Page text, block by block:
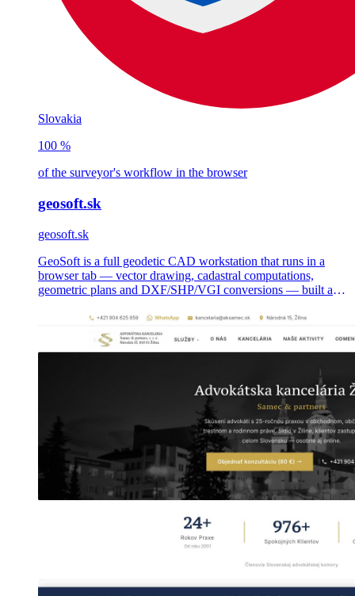
Slovakia
100 %
of the surveyor's workflow in the browser
geosoft.sk
geosoft.sk
GeoSoft is a full geodetic CAD workstation that runs in a
browser tab — vector drawing, cadastral computations,
geometric plans and DXF/SHP/VGI conversions — built as a